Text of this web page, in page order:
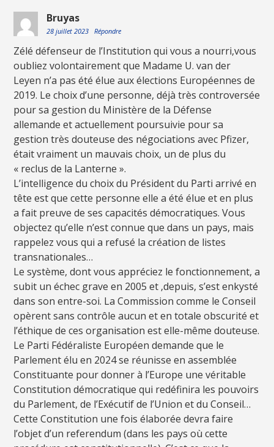
Bruyas
28 juillet 2023 Répondre
Zélé défenseur de l’Institution qui vous a nourri,vous
oubliez volontairement que Madame U. van der
Leyen n’a pas été élue aux élections Européennes de
2019. Le choix d’une personne, déjà très controversée
pour sa gestion du Ministère de la Défense
allemande et actuellement poursuivie pour sa
gestion très douteuse des négociations avec Pfizer,
était vraiment un mauvais choix, un de plus du
« reclus de la Lanterne ».
L’intelligence du choix du Président du Parti arrivé en
tête est que cette personne elle a été élue et en plus
a fait preuve de ses capacités démocratiques. Vous
objectez qu’elle n’est connue que dans un pays, mais
rappelez vous qui a refusé la création de listes
transnationales…
Le système, dont vous appréciez le fonctionnement, a
subit un échec grave en 2005 et ‚depuis, s’est enkysté
dans son entre-soi. La Commission comme le Conseil
opèrent sans contrôle aucun et en totale obscurité et
l’éthique de ces organisation est elle-même douteuse.
Le Parti Fédéraliste Européen demande que le
Parlement élu en 2024 se réunisse en assemblée
Constituante pour donner à l’Europe une véritable
Constitution démocratique qui redéfinira les pouvoirs
du Parlement, de l’Exécutif de l’Union et du Conseil…
Cette Constitution une fois élaborée devra faire
l’objet d’un referendum (dans les pays où cette